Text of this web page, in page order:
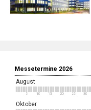
Messetermine 2026
August
5 10 15 20 25 30
Oktober